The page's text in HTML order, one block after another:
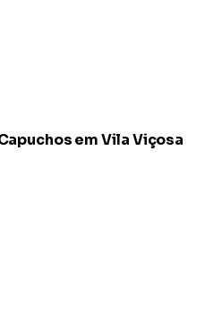
em Vila Viçosa